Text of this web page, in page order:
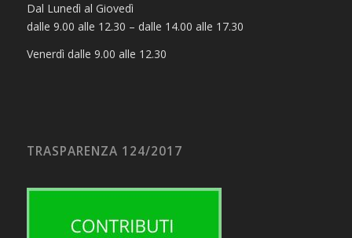
Dal Lunedì al Giovedì
dalle 9.00 alle 12.30 – dalle 14.00 alle 17.30
Venerdì dalle 9.00 alle 12.30
TRASPARENZA 124/2017